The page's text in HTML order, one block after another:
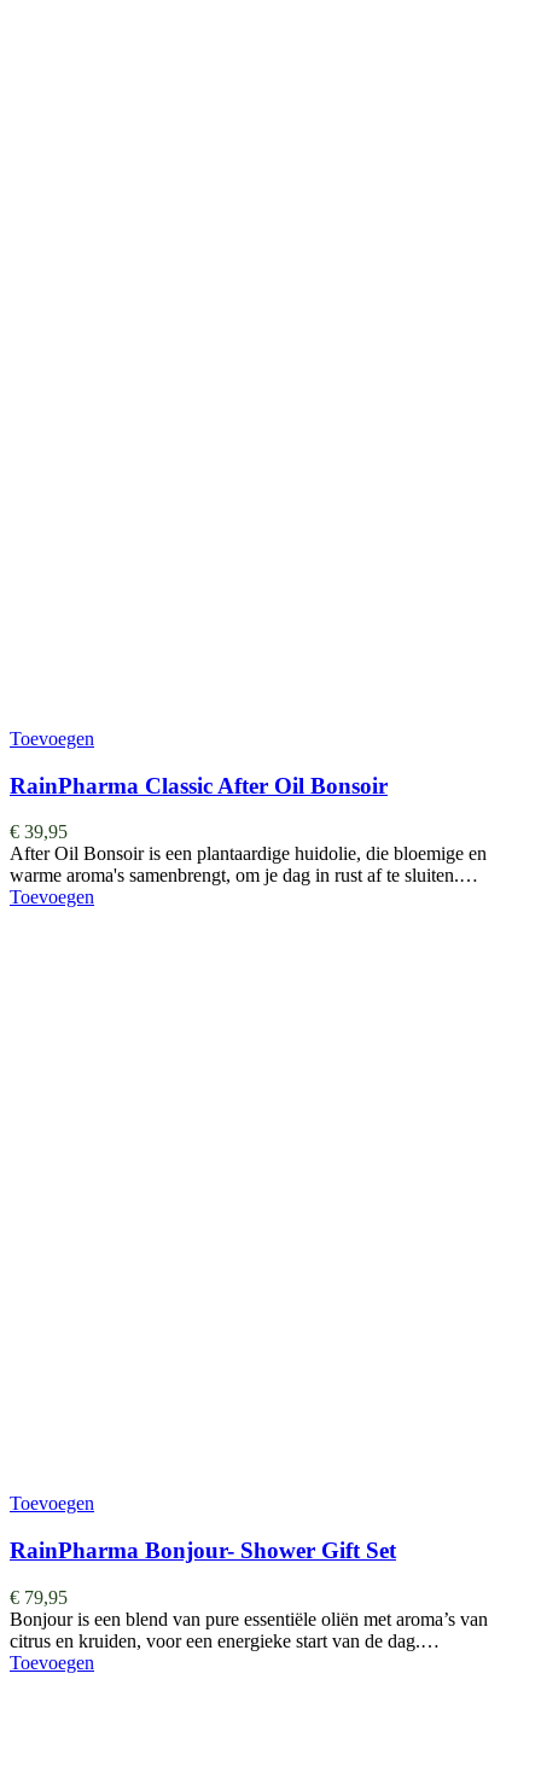
Toevoegen
RainPharma Classic After Oil Bonsoir
€ 39,95
After Oil Bonsoir is een plantaardige huidolie, die bloemige en
warme aroma's samenbrengt, om je dag in rust af te sluiten.…
Toevoegen
Toevoegen
RainPharma Bonjour- Shower Gift Set
€ 79,95
Bonjour is een blend van pure essentiële oliën met aroma’s van
citrus en kruiden, voor een energieke start van de dag.…
Toevoegen